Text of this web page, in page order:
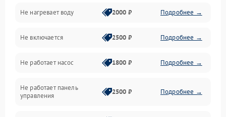
Датчики
Нагрев
Вода
Гигиена
Программное обеспечение
Не нагревает воду 2000 ₽ Подробнее →
Не включается 2500 ₽ Подробнее →
Не работает насос 1800 ₽ Подробнее →
Не работает панель
управления
2500 ₽ Подробнее →